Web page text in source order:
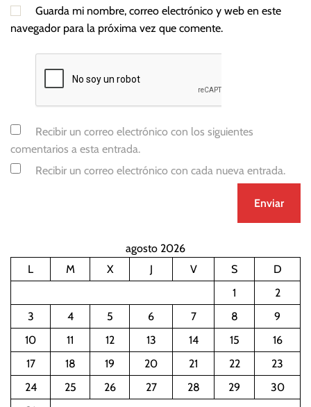
Guarda mi nombre, correo electrónico y web en este
navegador para la próxima vez que comente.
Recibir un correo electrónico con los siguientes
comentarios a esta entrada.
Recibir un correo electrónico con cada nueva entrada.
agosto 2026
L
M X J V S
D
1
2
3
4 5 6 7 8
9
10
11 12 13 14 15
16
17
18 19 20 21 22
23
24
25 26 27 28 29
30